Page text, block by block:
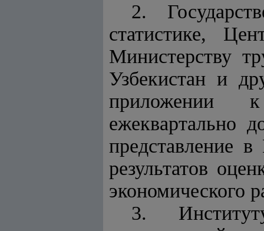
2.
статистике,
Министерству
Узбекистан и
приложении к
ежеквартально
представление
результатов
экономического
3.